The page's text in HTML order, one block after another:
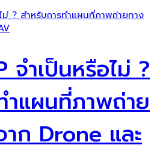
จำเป็นหรือไม่ ?
ำแผนที่ภาพถ่าย
ก Drone และ